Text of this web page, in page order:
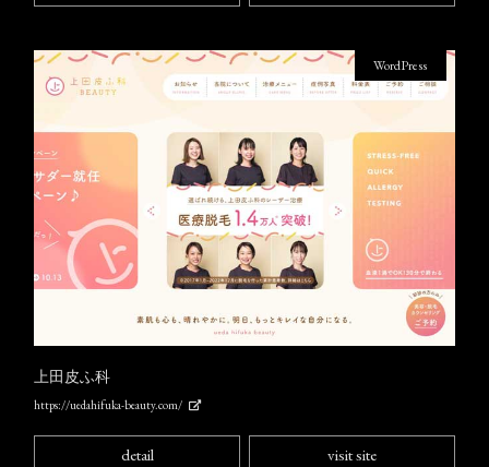
上田皮ふ科
https://uedahifuka-beauty.com/
WordPress
detail visit site